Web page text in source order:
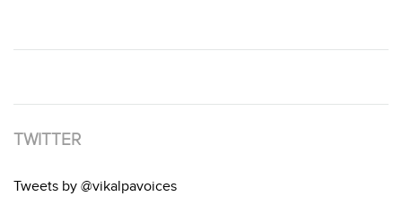
TWITTER
Tweets by @vikalpavoices